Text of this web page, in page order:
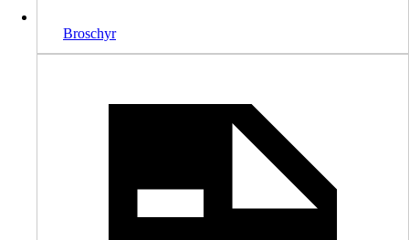
Broschyr